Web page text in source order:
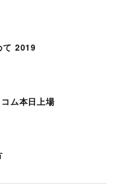
て 2019
ム本日上場